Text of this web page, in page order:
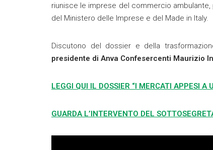
riunisce le imprese del commercio
del Ministero delle Imprese e del Made in Italy.
Discutono del dossier e della
presidente di Anva Confesercenti Maurizio
LEGGI QUI IL DOSSIER “I MERCATI APPESI A
GUARDA L’INTERVENTO DEL